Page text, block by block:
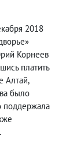
2018
Корнеев
платить
Алтай,
было
поддержала